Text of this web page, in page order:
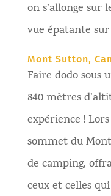
on s’allonge sur
vue épatante
Mont Sutton,
Faire dodo sous
840 mètres
expérience !
sommet du
de camping,
ceux et celles